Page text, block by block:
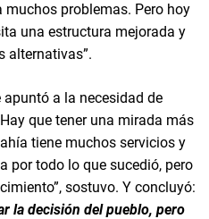
problemas. Pero hoy
una estructura mejorada y
alternativas”.
a la necesidad de
que tener una mirada más
tiene muchos servicios y
por todo lo que sucedió, pero
sostuvo. Y concluyó:
la decisión del pueblo, pero